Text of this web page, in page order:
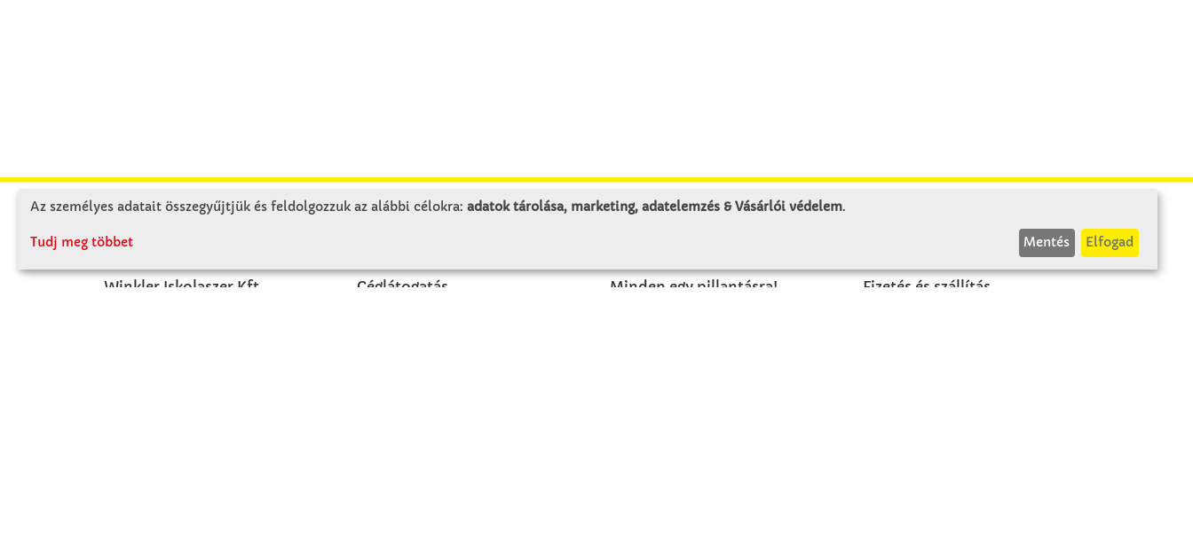
KAPCSOLAT
Winkler Iskolaszer Kft.
Céglátogatás
Minden egy pillantásra!
Fizetés és szállítás
Az személyes adatait összegyűjtjük és feldolgozzuk az alábbi célokra: adatok tárolása, marketing, adatelemzés & Vásárlói védelem.
Tudj meg többet Mentés Elfogad